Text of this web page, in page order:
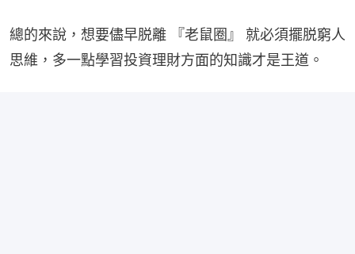
總的來說，想要儘早脱離 『老鼠圈』 就必須擺脱窮人
思維，多一點學習投資理財方面的知識才是王道。